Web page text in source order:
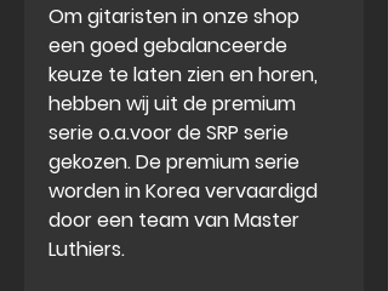
Om gitaristen in onze shop
een goed gebalanceerde
keuze te laten zien en horen,
hebben wij uit de premium
serie o.a.voor de SRP serie
gekozen. De premium serie
worden in Korea vervaardigd
door een team van Master
Luthiers.